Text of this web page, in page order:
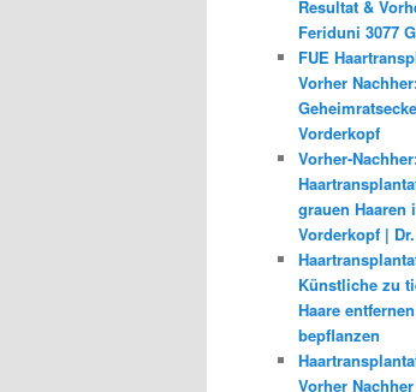
Resultat &
Feriduni 3077
FUE
Vorher
Vorderkopf
Vorher-
grauen Haaren
Vorderkopf |
Künstliche zu
Haare
bepflanzen
Vorher